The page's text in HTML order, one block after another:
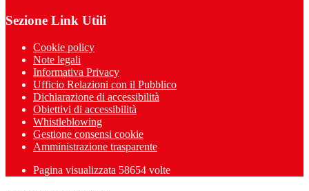
Sezione Link Utili
Cookie policy
Note legali
Informativa Privacy
Ufficio Relazioni con il Pubblico
Dichiarazione di accessibilità
Obiettivi di accessibilità
Whistleblowing
Gestione consensi cookie
Amministrazione trasparente
Pagina visualizzata 58654 volte